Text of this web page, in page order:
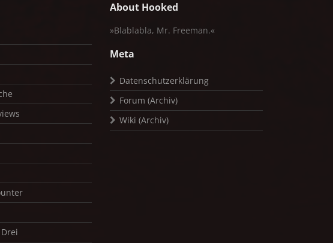
About Hooked
»Blablabla, Mr. Freeman.«
Meta
Datenschutzerklärung
Forum (Archiv)
Wiki (Archiv)